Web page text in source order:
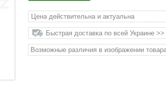
Цена действительна и актуальна
Быстрая доставка по всей Украине >>
Возможные различия в изображении